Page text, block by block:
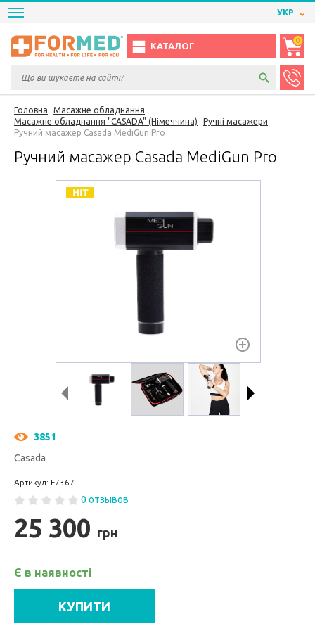
УКР
КАТАЛОГ
0
Головна
Масажне обладнання
Масажне обладнання "CASADA" (Німеччина)
Ручні масажери
Ручний масажер Casada MediGun Pro
Ручний масажер Casada MediGun Pro
3851
Casada
Артикул: F7367
0 отзывов
25 300 грн
Є в наявності
КУПИТИ